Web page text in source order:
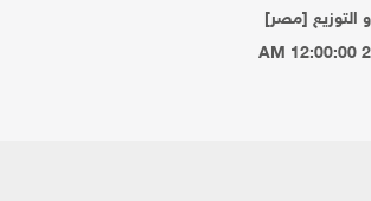
التوزيع [مصر]